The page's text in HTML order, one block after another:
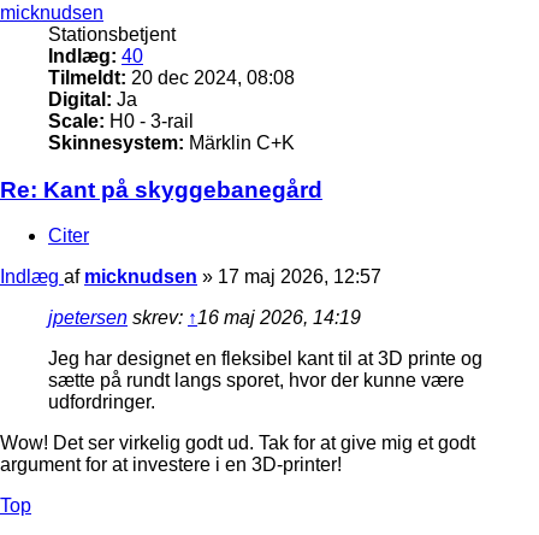
micknudsen
Stationsbetjent
Indlæg: 40
Tilmeldt: 20 dec 2024, 08:08
Digital: Ja
Scale: H0 - 3-rail
Skinnesystem: Märklin C+K
Re: Kant på skyggebanegård
Citer
Indlæg af micknudsen » 17 maj 2026, 12:57
jpetersen skrev: ↑16 maj 2026, 14:19
Jeg har designet en fleksibel kant til at 3D printe og
sætte på rundt langs sporet, hvor der kunne være
udfordringer.
Wow! Det ser virkelig godt ud. Tak for at give mig et godt
argument for at investere i en 3D-printer!
Top